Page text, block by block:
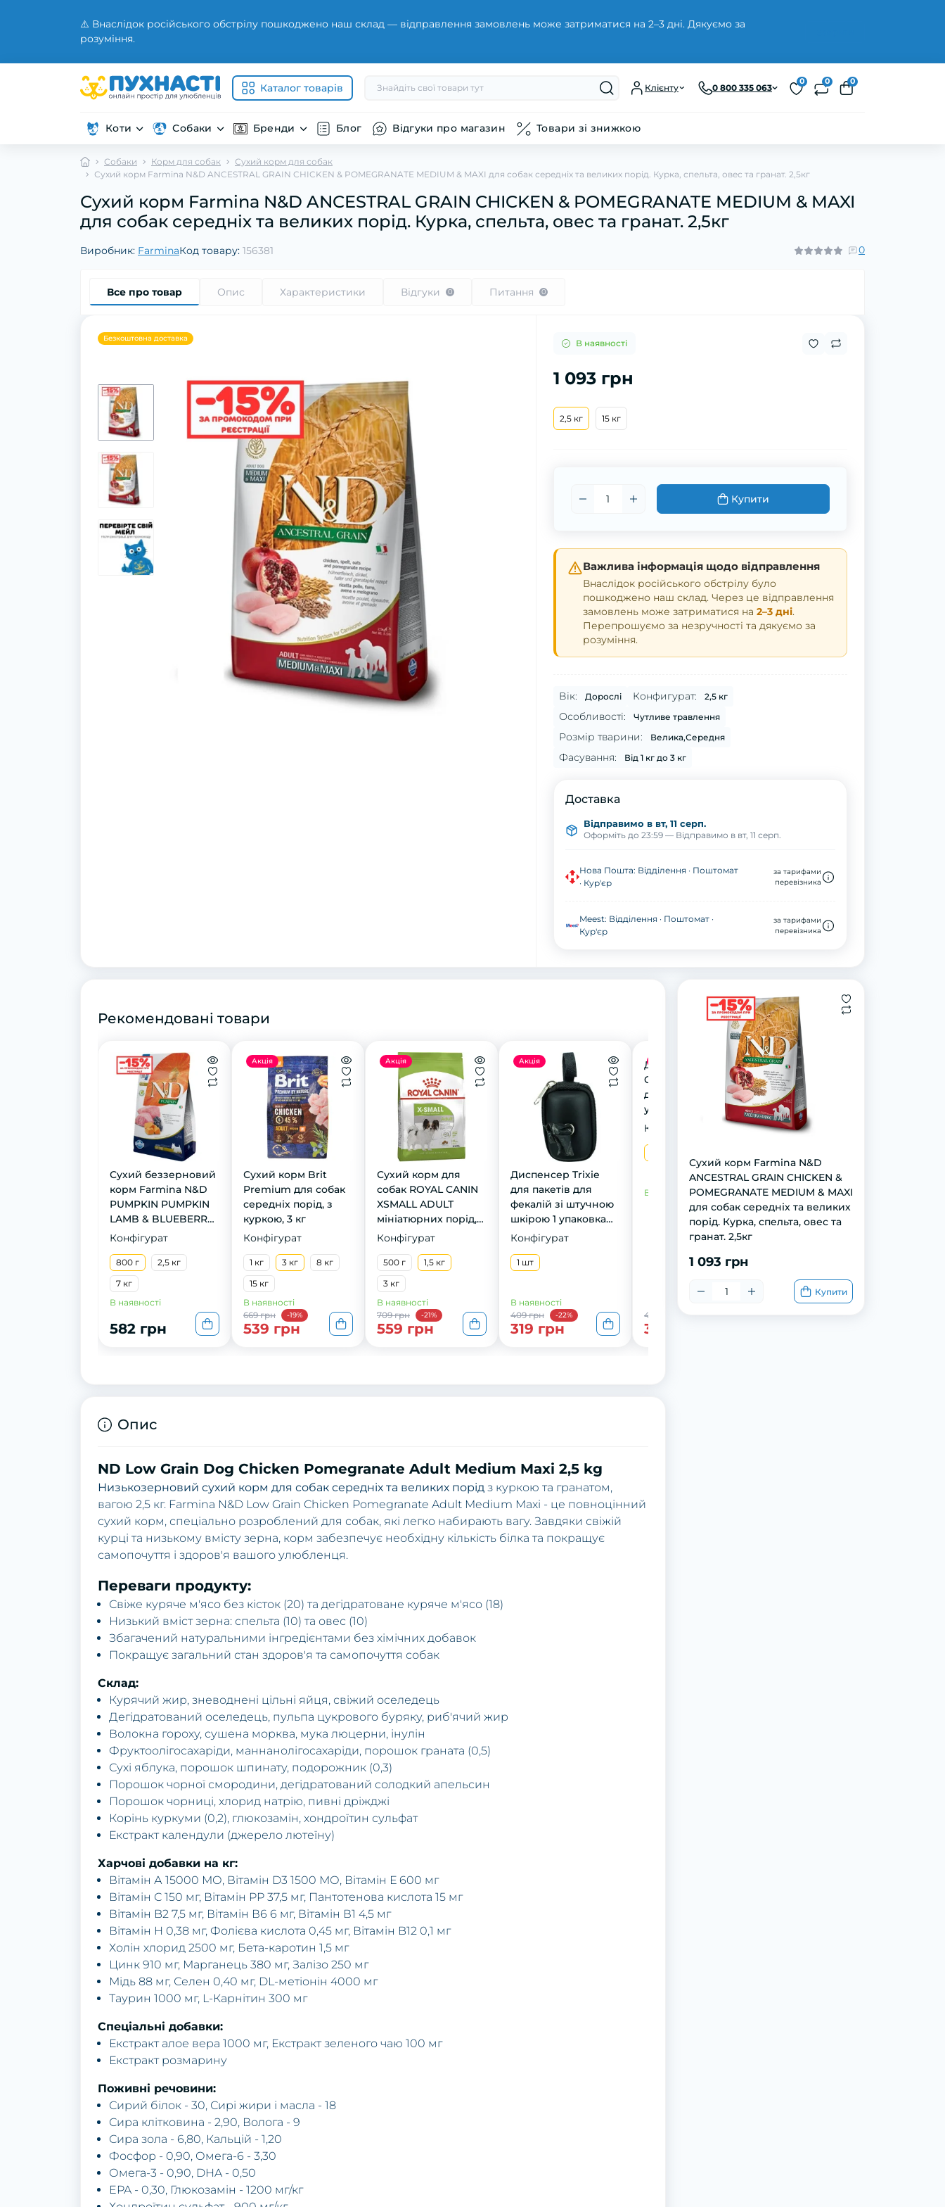
⚠️ Внаслідок російського обстрілу пошкоджено наш склад — відправлення замовлень може затриматися на 2–3 дні. Дякуємо за
розуміння.
Каталог товарів Клієнту 0 800 335 063
0 0 0
Коти Собаки Бренди Блог Відгуки про магазин Товари зі знижкою
Собаки Корм для собак
Сухий корм для собак
Сухий корм Farmina N&D ANCESTRAL GRAIN CHICKEN & POMEGRANATE MEDIUM & MAXI для собак середніх та великих порід. Курка, спельта, овес та гранат. 2,5кг
Сухий корм Farmina N&D ANCESTRAL GRAIN CHICKEN & POMEGRANATE MEDIUM & MAXI
для собак середніх та великих порід. Курка, спельта, овес та гранат. 2,5кг
Виробник: FarminaКод товару: 156381 0
Все про товар Опис Характеристики Відгуки 0 Питання 0
Безкоштовна доставка В наявності
1 093 грн
2,5 кг 15 кг
Купити
Важлива інформація щодо відправлення
Внаслідок російського обстрілу було
пошкоджено наш склад. Через це відправлення
замовлень може затриматися на 2–3 дні.
Перепрошуємо за незручності та дякуємо за
розуміння.
Вік: Дорослі Конфигурат: 2,5 кг
Особливості: Чутливе травлення
Розмір тварини: Велика,Середня
Фасування: Від 1 кг до 3 кг
Доставка
Відправимо в вт, 11 серп.
Оформіть до 23:59 — Відправимо в вт, 11 серп.
Нова Пошта: Відділення · Поштомат
· Кур'єр
за тарифами
перевізника
Meest: Відділення · Поштомат ·
Кур'єр
за тарифами
перевізника
Сухий корм Farmina N&D
ANCESTRAL GRAIN CHICKEN &
POMEGRANATE MEDIUM & MAXI
для собак середніх та великих
порід. Курка, спельта, овес та
гранат. 2,5кг
1 093 грн
Купити
Рекомендовані товари
Сухий беззерновий
корм Farmina N&D
PUMPKIN PUMPKIN
LAMB & BLUEBERRY
MINI для собак
гарбуз та чорниця.
800г
Конфігурат
800 г
2,5 кг
7 кг
В наявності
582 грн
Акція
Сухий корм Brit
Premium для собак
середніх порід, з
куркою, 3 кг
Конфігурат
1 кг 3 кг
8 кг
15 кг
В наявності
669 грн
-19%
539 грн
Акція
Сухий корм для
собак ROYAL CANIN
XSMALL ADULT
мініатюрних порід,
1,5 кг
Конфігурат
500 г
1,5 кг
3 кг
В наявності
709 грн
-21%
559 грн
Акція
Диспенсер Trixie
для пакетів для
фекалій зі штучною
шкірою 1 упаковка
20 пакетів
Конфігурат
1 шт
В наявності
409 грн
-22%
319 грн
Диспенсер Trixie
CityStyle з пакетами
для фекалій 1
упаковка (15 пакетів)
світло-сірий
Конфігурат
В наявності
459 грн
359 грн
Опис
ND Low Grain Dog Chicken Pomegranate Adult Medium Maxi 2,5 kg
Низькозерновий сухий корм для собак середніх та великих порід з куркою та гранатом,
вагою 2,5 кг. Farmina N&D Low Grain Chicken Pomegranate Adult Medium Maxi - це повноцінний
сухий корм, спеціально розроблений для собак, які легко набирають вагу. Завдяки свіжій
курці та низькому вмісту зерна, корм забезпечує необхідну кількість білка та покращує
самопочуття і здоров'я вашого улюбленця.
Переваги продукту:
Свіже куряче м'ясо без кісток (20) та дегідратоване куряче м'ясо (18)
Низький вміст зерна: спельта (10) та овес (10)
Збагачений натуральними інгредієнтами без хімічних добавок
Покращує загальний стан здоров'я та самопочуття собак
Склад:
Курячий жир, зневоднені цільні яйця, свіжий оселедець
Дегідратований оселедець, пульпа цукрового буряку, риб'ячий жир
Волокна гороху, сушена морква, мука люцерни, інулін
Фруктоолігосахаріди, маннанолігосахаріди, порошок граната (0,5)
Сухі яблука, порошок шпинату, подорожник (0,3)
Порошок чорної смородини, дегідратований солодкий апельсин
Порошок чорниці, хлорид натрію, пивні дріжджі
Корінь куркуми (0,2), глюкозамін, хондроїтин сульфат
Екстракт календули (джерело лютеїну)
Харчові добавки на кг:
Вітамін А 15000 МО, Вітамін D3 1500 МО, Вітамін Е 600 мг
Вітамін С 150 мг, Вітамін PP 37,5 мг, Пантотенова кислота 15 мг
Вітамін B2 7,5 мг, Вітамін В6 6 мг, Вітамін В1 4,5 мг
Вітамін H 0,38 мг, Фолієва кислота 0,45 мг, Вітамін B12 0,1 мг
Холін хлорид 2500 мг, Бета-каротин 1,5 мг
Цинк 910 мг, Марганець 380 мг, Залізо 250 мг
Мідь 88 мг, Селен 0,40 мг, DL-метіонін 4000 мг
Таурин 1000 мг, L-Карнітин 300 мг
Спеціальні добавки:
Екстракт алое вера 1000 мг, Екстракт зеленого чаю 100 мг
Екстракт розмарину
Поживні речовини:
Сирий білок - 30, Сирі жири і масла - 18
Сира клітковина - 2,90, Волога - 9
Сира зола - 6,80, Кальцій - 1,20
Фосфор - 0,90, Омега-6 - 3,30
Омега-3 - 0,90, DHA - 0,50
EPA - 0,30, Глюкозамін - 1200 мг/кг